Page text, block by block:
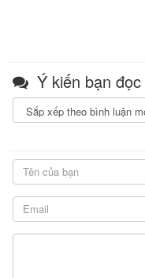
Ý kiến bạn đọc